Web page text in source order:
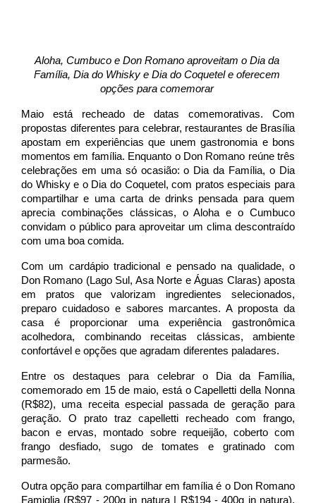
Aloha, Cumbuco e Don Romano aproveitam o Dia da
Família, Dia do Whisky e Dia do Coquetel e oferecem
opções para comemorar
Maio está recheado de datas comemorativas. Com
propostas diferentes para celebrar, restaurantes de Brasília
apostam em experiências que unem gastronomia e bons
momentos em família. Enquanto o Don Romano reúne três
celebrações em uma só ocasião: o Dia da Família, o Dia
do Whisky e o Dia do Coquetel, com pratos especiais para
compartilhar e uma carta de drinks pensada para quem
aprecia combinações clássicas, o Aloha e o Cumbuco
convidam o público para aproveitar um clima descontraído
com uma boa comida.
Com um cardápio tradicional e pensado na qualidade, o
Don Romano (Lago Sul, Asa Norte e Águas Claras) aposta
em pratos que valorizam ingredientes selecionados,
preparo cuidadoso e sabores marcantes. A proposta da
casa é proporcionar uma experiência gastronômica
acolhedora, combinando receitas clássicas, ambiente
confortável e opções que agradam diferentes paladares.
Entre os destaques para celebrar o Dia da Família,
comemorado em 15 de maio, está o Capelletti della Nonna
(R$82), uma receita especial passada de geração para
geração. O prato traz capelletti recheado com frango,
bacon e ervas, montado sobre requeijão, coberto com
frango desfiado, sugo de tomates e gratinado com
parmesão.
Outra opção para compartilhar em família é o Don Romano
Famiglia (R$97 - 200g in natura | R$194 - 400g in natura),